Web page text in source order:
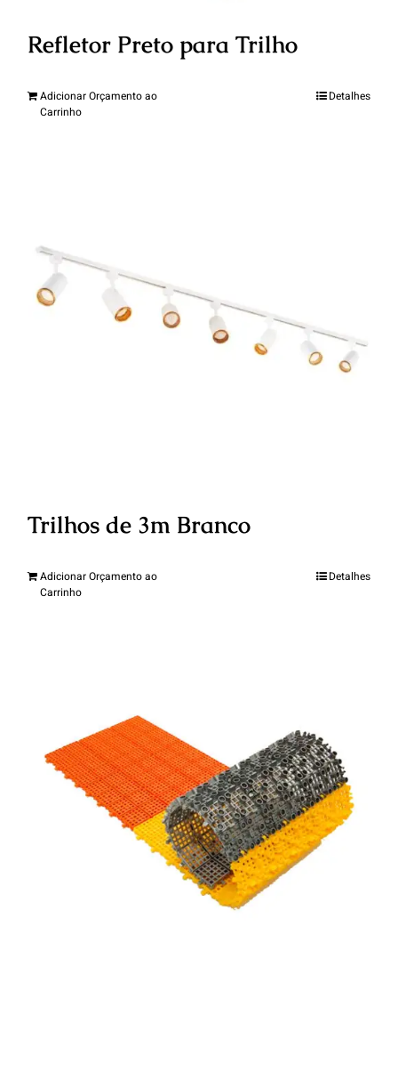
Refletor Preto para Trilho
Adicionar Orçamento ao
Carrinho
Detalhes
Trilhos de 3m Branco
Adicionar Orçamento ao
Carrinho
Detalhes